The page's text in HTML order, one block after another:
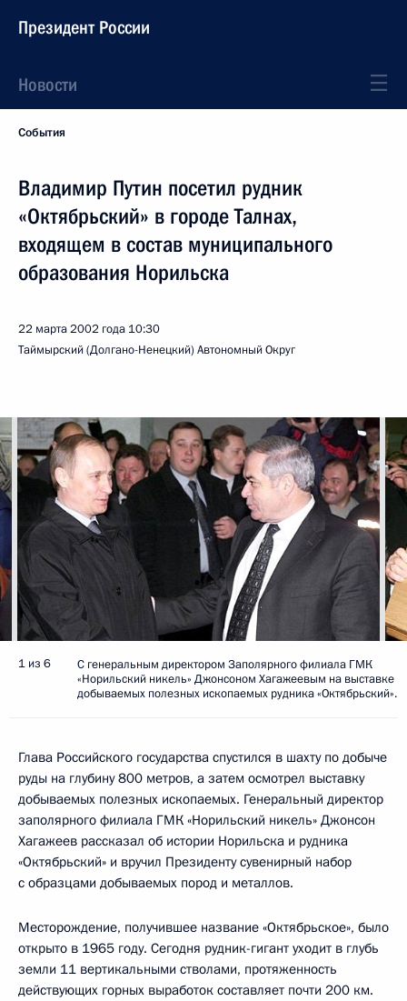
Президент России
Новости
События
Владимир Путин посетил рудник
«Октябрьский» в городе Талнах,
входящем в состав муниципального
образования Норильска
22 марта 2002 года 10:30
Таймырский (Долгано-Ненецкий) Автономный Округ
1 из 6
С генеральным директором Заполярного филиала ГМК
«Норильский никель» Джонсоном Хагажеевым на выставке
добываемых полезных ископаемых рудника «Октябрьский».
Глава Российского государства спустился в шахту по добыче
руды на глубину 800 метров, а затем осмотрел выставку
добываемых полезных ископаемых. Генеральный директор
заполярного филиала ГМК «Норильский никель» Джонсон
Хагажеев рассказал об истории Норильска и рудника
«Октябрьский» и вручил Президенту сувенирный набор
с образцами добываемых пород и металлов.
Месторождение, получившее название «Октябрьское», было
открыто в 1965 году. Сегодня рудник-гигант уходит в глубь
земли 11 вертикальными стволами, протяженность
действующих горных выработок составляет почти 200 км.